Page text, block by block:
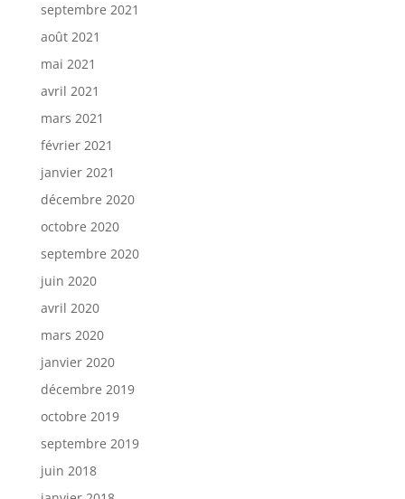
septembre 2021
août 2021
mai 2021
avril 2021
mars 2021
février 2021
janvier 2021
décembre 2020
octobre 2020
septembre 2020
juin 2020
avril 2020
mars 2020
janvier 2020
décembre 2019
octobre 2019
septembre 2019
juin 2018